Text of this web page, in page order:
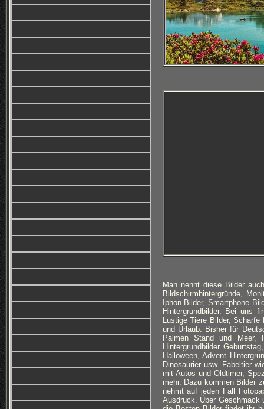
Man nennt diese Bilder
Bildschirmhintergründe,
Iphon Bilder, Smartphone
Hintergrundbilder. Bei uns
Lustige Tiere Bilder,
und Urlaub. Bisher für
Palmen Stand und Meer,
Hintergrundbilder
Halloween, Advent
Dinosaurier usw. Fabeltier
mit Autos und Oldtimer,
mehr. Dazu kommen Bilder
nehmt auf jeden Fall
Ausdruck. Über Geschmack